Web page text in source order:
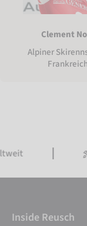
Clement
Alpiner
Frankreich
Inside Reusch